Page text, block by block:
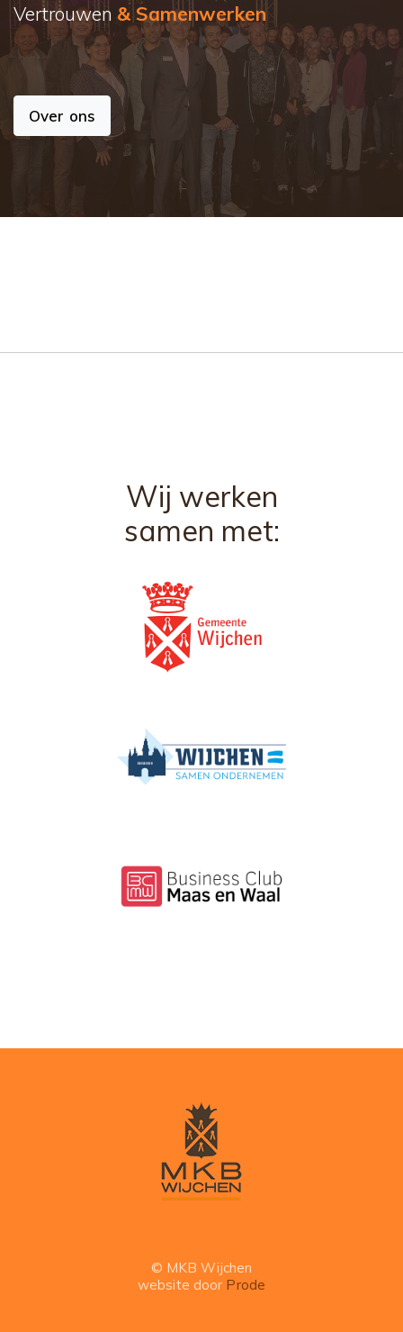
Vertrouwen & Samenwerken
Over ons
Wij werken
samen met:
© MKB Wijchen
website door Prode